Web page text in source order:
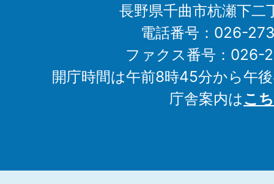
長野県千曲市杭瀬下二
電話番号：026-
ファクス番号：026-
開庁時間は午前8時45分から午
庁舎案内はこ